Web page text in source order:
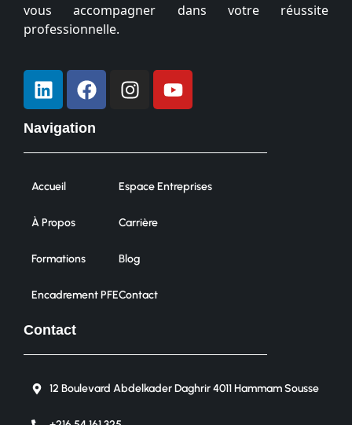
vous accompagner dans votre réussite
professionnelle.
Navigation
Accueil
À Propos
Formations
Encadrement PFE
Espace Entreprises
Carrière
Blog
Contact
Contact
12 Boulevard Abdelkader Daghrir 4011 Hammam Sousse